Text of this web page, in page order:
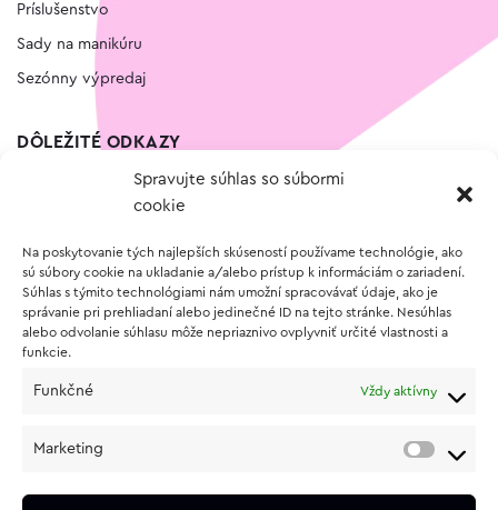
Spravujte súhlas so súbormi
cookie
Na poskytovanie tých najlepších skúseností používame technológie, ako
sú súbory cookie na ukladanie a/alebo prístup k informáciám o zariadení.
Súhlas s týmito technológiami nám umožní spracovávať údaje, ako je
správanie pri prehliadaní alebo jedinečné ID na tejto stránke. Nesúhlas
alebo odvolanie súhlasu môže nepriaznivo ovplyvniť určité vlastnosti a
funkcie.
Funkčné Vždy aktívny
Marketing
Príslušenstvo
Sady na manikúru
Sezónny výpredaj
DÔLEŽITÉ ODKAZY
Vernostný program
O NÁKUPE
Vrátenie a reklamácia tovaru